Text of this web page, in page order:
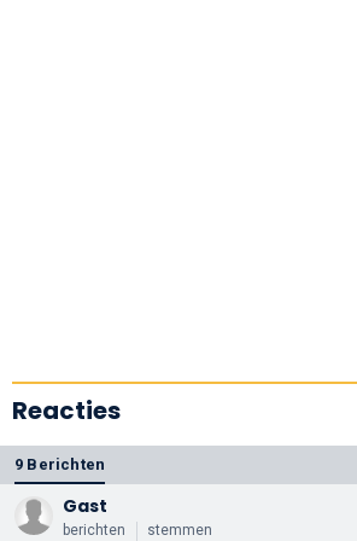
Reacties
9 Berichten
Gast
berichten stemmen